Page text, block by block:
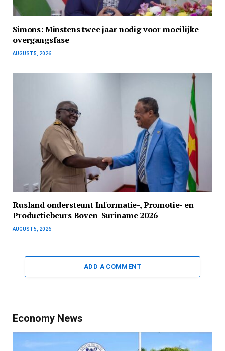
Simons: Minstens twee jaar nodig voor moeilijke
overgangsfase
AUGUST 5, 2026
Rusland ondersteunt Informatie-, Promotie- en
Productiebeurs Boven-Suriname 2026
AUGUST 5, 2026
ADD A COMMENT
Economy News